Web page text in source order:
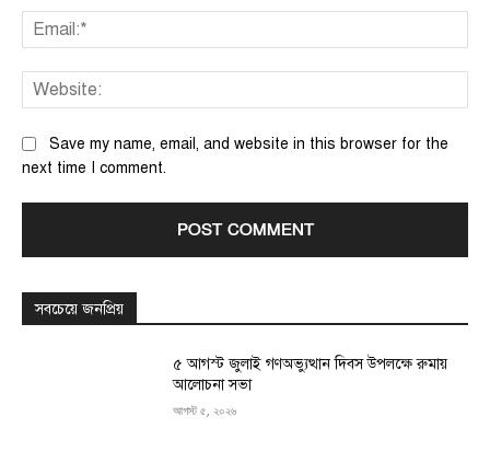
Save my name, email, and website in this browser for the
next time I comment.
সবচেয়ে জনপ্রিয়
৫ আগস্ট জুলাই গণঅভ্যুত্থান দিবস উপলক্ষে রুমায়
আলোচনা সভা
আগস্ট ৫, ২০২৬